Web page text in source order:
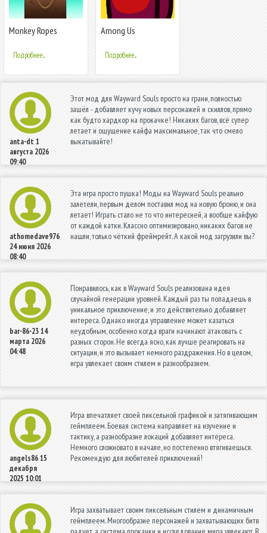
Monkey Ropes
Подробнее...
Among Us
Подробнее...
anta-dt 1
августа 2026
09:40
Этот мод для Wayward Souls просто на грани, полностью
зашёл - добавляет кучу новых персонажей и скиллов, прямо
как будто хардкор на прокачке! Никаких багов, всё супер
летает и ощущение кайфа максимальное, так что смело
выкатывайте!
athomedave976
24 июня 2026
08:40
Эта игра просто пушка! Моды на Wayward Souls реально
залетели, первым делом поставил мод на новую броню, и она
летает! Играть стало не то что интересней, а вообще кайфую
от каждой катки. Классно оптимизировано, никаких багов не
нашли, только чёткий фреймрейт. А какой мод загрузили вы?
bar-86-2314
марта 2026
04:48
Понравилось, как в Wayward Souls реализована идея
случайной генерации уровней. Каждый раз ты попадаешь в
уникальное приключение, и это действительно добавляет
интереса. Однако иногда управление может казаться
неудобным, особенно когда враги начинают атаковать с
разных сторон. Не всегда ясно, как лучше реагировать на
ситуации, и это вызывает немного раздражения. Но в целом,
игра увлекает своим стилем и разнообразием.
angels8615
декабря
2025 10:01
Игра впечатляет своей пиксельной графикой и затягивающим
геймплеем. Боевая система направляет на изучение и
тактику, а разнообразие локаций добавляет интереса.
Немного сложновато в начале, но постепенно втягиваешься.
Рекомендую для любителей приключений!
Игра захватывает своим пиксельным стилем и динамичным
геймплеем. Многообразие персонажей и захватывающих битв